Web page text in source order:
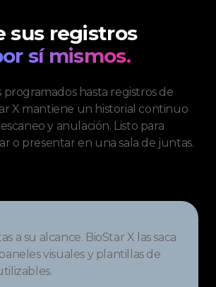
sus registros
sí mismos.
programados hasta registros de
X mantiene un historial continuo
y anulación. Listo para
o presentar en una sala de juntas.
a su alcance. BioStar X las saca
visuales y plantillas de